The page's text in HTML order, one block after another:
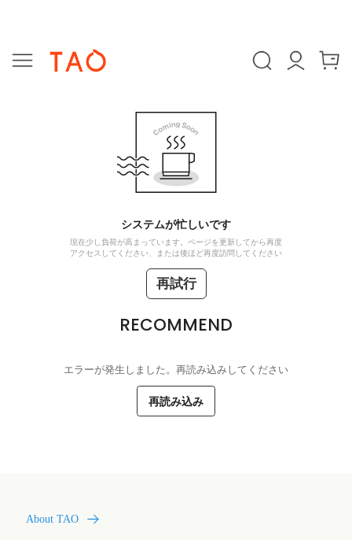
システムが忙しいです
現在少し負荷が高まっています。ページを更新してから再度
アクセスしてください、または後ほど再度訪問してください
再試行
RECOMMEND
エラーが発生しました。再読み込みしてください
再読み込み
About TAO